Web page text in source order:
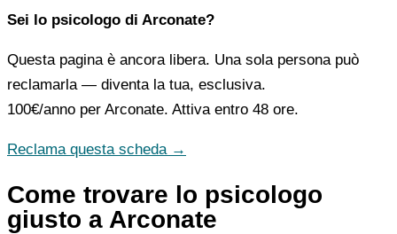
Sei lo psicologo di Arconate?
Questa pagina è ancora libera. Una sola persona può
reclamarla — diventa la tua, esclusiva.
100€/anno per Arconate. Attiva entro 48 ore.
Reclama questa scheda →
Come trovare lo psicologo
giusto a Arconate